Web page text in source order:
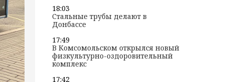
18:03
Стальные трубы делают в
Донбассе
17:49
В Комсомольском открылся новый
физкультурно-оздоровительный
комплекс
17:42